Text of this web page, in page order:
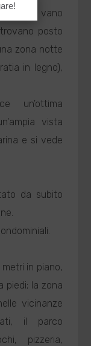
unico vano
posto
zona notte
in legno),
un'ottima
vista
e si vede
da subito
in piano,
piedi; la zona
vicinanze
il parco
pizzeria,